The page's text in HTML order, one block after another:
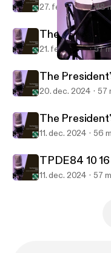
The President's
27. feb. 2025 48
The
21. feb. 2025 57
The
20. dec. 2024 57
The
11. dec. 2024 56
TPDE84 10
11. dec. 2024 57